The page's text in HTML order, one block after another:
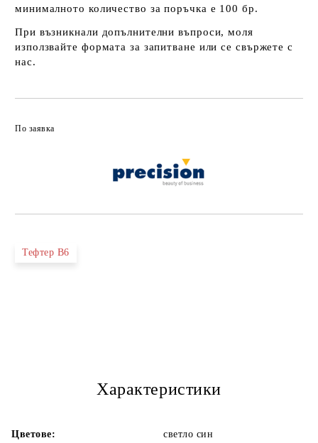
минималното количество за поръчка е 100 бр.
При възникнали допълнителни въпроси, моля
използвайте формата за запитване или се свържете с
нас.
По заявка
Тефтер В6
Характеристики
Цветове:
светло син